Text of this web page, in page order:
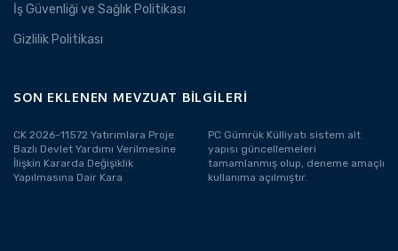
İş Güvenliği ve Sağlık Politikası
Gizlilik Politikası
SON EKLENEN MEVZUAT BILGILERI
CK 2026-11572 Yatırımlara Proje
Bazlı Devlet Yardımı Verilmesine
İlişkin Kararda Değişiklik
Yapılmasına Dair Kara
PC Gümrük Külliyatı sistem alt
yapısı güncellemeleri
tamamlanmış olup, deneme amaçlı
kullanıma açılmıştır.